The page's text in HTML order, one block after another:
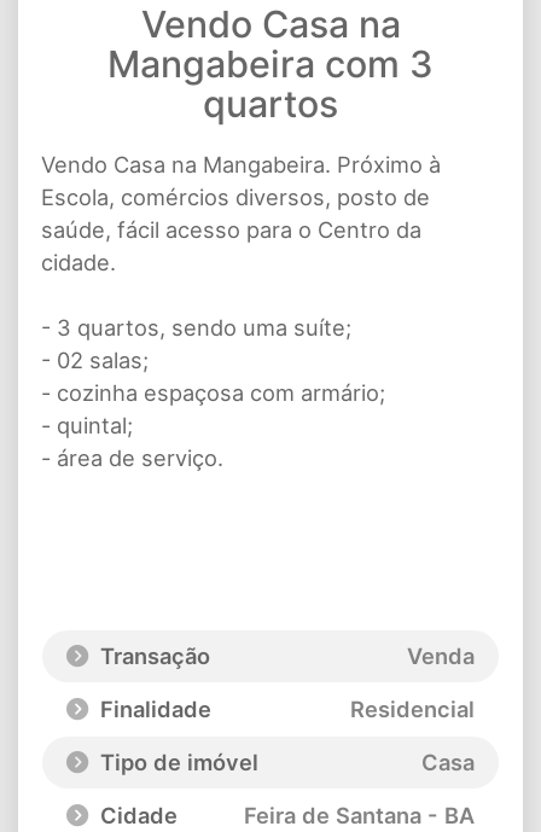
Vendo Casa na
Mangabeira com 3
quartos
Vendo Casa na Mangabeira. Próximo à
Escola, comércios diversos, posto de
saúde, fácil acesso para o Centro da
cidade.
- 3 quartos, sendo uma suíte;
- 02 salas;
- cozinha espaçosa com armário;
- quintal;
- área de serviço.
Transação
Venda
Finalidade
Residencial
Tipo de imóvel
Casa
Cidade
Feira de Santana - BA